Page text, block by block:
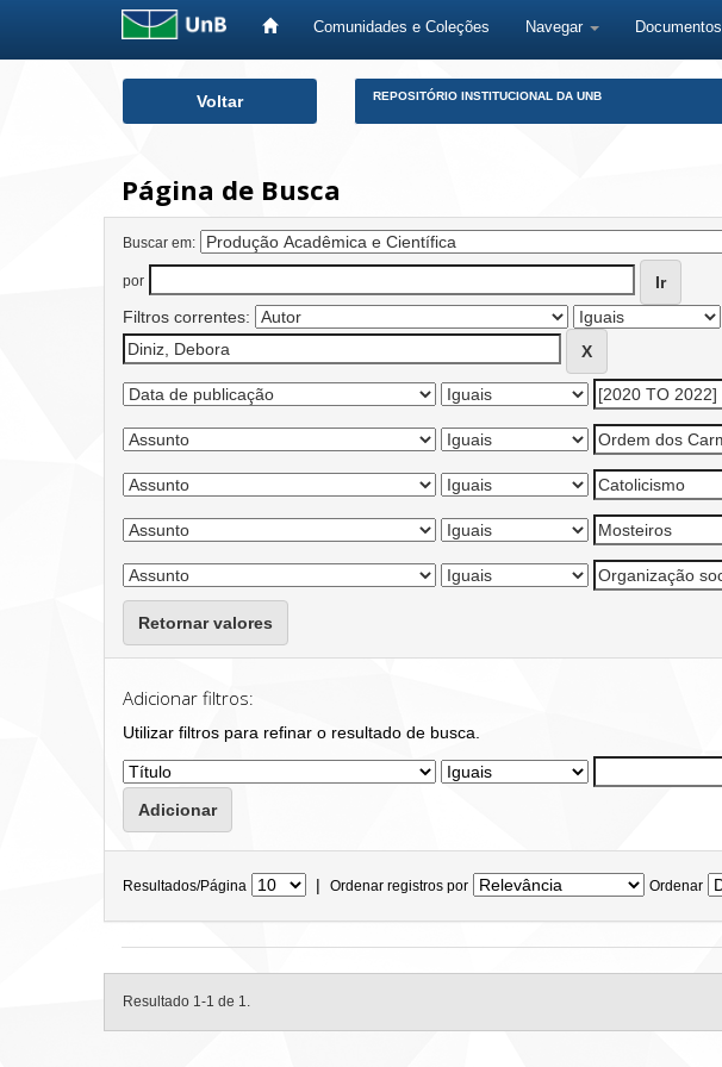
Comunidades e Coleções Navegar Documentos
Voltar REPOSITÓRIO INSTITUCIONAL DA UNB
Página de Busca
Buscar em:
por
Filtros correntes:
Retornar valores
Adicionar filtros:
Utilizar filtros para refinar o resultado de busca.
Resultados/Página | Ordenar registros por Ordenar
Resultado 1-1 de 1.